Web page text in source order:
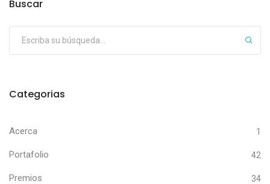
Buscar
Categorias
Acerca 1
Portafolio 42
Premios 34